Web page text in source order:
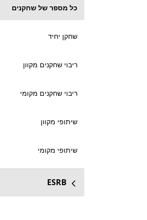
כל מספר של שחקנים
שחקן יחיד
ריבוי שחקנים מקוון
ריבוי שחקנים מקומי
שיתופי מקוון
שיתופי מקומי
ESRB